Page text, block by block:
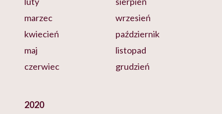
marzec
kwiecień
maj
czerwiec
wrzesień
październik
listopad
grudzień
2020